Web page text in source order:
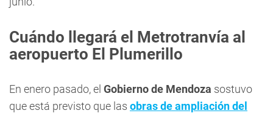
Cuándo llegará el Metrotranvía al
aeropuerto El Plumerillo
En enero pasado, el Gobierno de Mendoza sostuvo
que está previsto que las obras de ampliación del